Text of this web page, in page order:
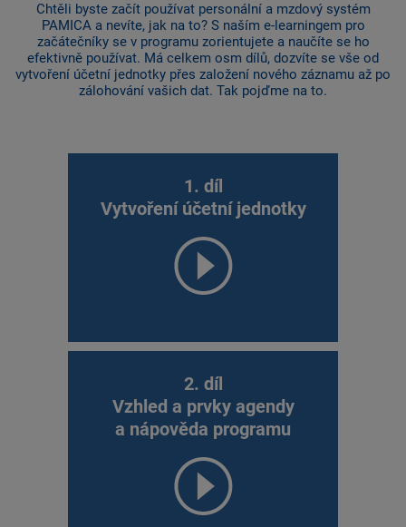
Chtěli byste začít používat personální a mzdový systém
PAMICA a nevíte, jak na to? S naším e-learningem pro
začátečníky se v programu zorientujete a naučíte se ho
efektivně používat. Má celkem osm dílů, dozvíte se vše od
vytvoření účetní jednotky přes založení nového záznamu až po
zálohování vašich dat. Tak pojďme na to.
1. díl
Vytvoření účetní jednotky
2. díl
Vzhled a prvky agendy
a nápověda programu